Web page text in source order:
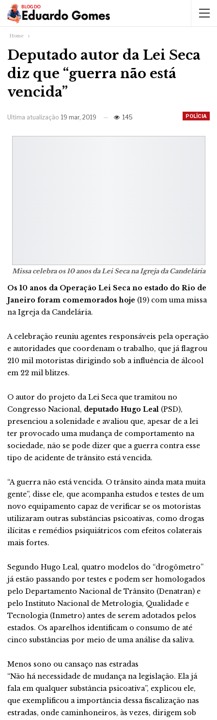
Home
Deputado autor da Lei Seca
diz que “guerra não está
vencida”
POLÍCIA
Ultima atualização 19 mar, 2019 145
Missa celebra os 10 anos da Lei Seca na Igreja da Candelária
Os 10 anos da Operação Lei Seca no estado do Rio de
Janeiro foram comemorados hoje (19) com uma missa
na Igreja da Candelária.
A celebração reuniu agentes responsáveis pela operação
e autoridades que coordenam o trabalho, que já flagrou
210 mil motoristas dirigindo sob a influência de álcool
em 22 mil blitzes.
O autor do projeto da Lei Seca que tramitou no
Congresso Nacional, deputado Hugo Leal (PSD),
presenciou a solenidade e avaliou que, apesar de a lei
ter provocado uma mudança de comportamento na
sociedade, não se pode dizer que a guerra contra esse
tipo de acidente de trânsito está vencida.
“A guerra não está vencida. O trânsito ainda mata muita
gente”, disse ele, que acompanha estudos e testes de um
novo equipamento capaz de verificar se os motoristas
utilizaram outras substâncias psicoativas, como drogas
ilícitas e remédios psiquiátricos com efeitos colaterais
mais fortes.
Segundo Hugo Leal, quatro modelos do “drogômetro”
já estão passando por testes e podem ser homologados
pelo Departamento Nacional de Trânsito (Denatran) e
pelo Instituto Nacional de Metrologia, Qualidade e
Tecnologia (Inmetro) antes de serem adotados pelos
estados. Os aparelhos identificam o consumo de até
cinco substâncias por meio de uma análise da saliva.
Menos sono ou cansaço nas estradas
“Não há necessidade de mudança na legislação. Ela já
fala em qualquer substância psicoativa”, explicou ele,
que exemplificou a importância dessa fiscalização nas
estradas, onde caminhoneiros, às vezes, dirigem sob